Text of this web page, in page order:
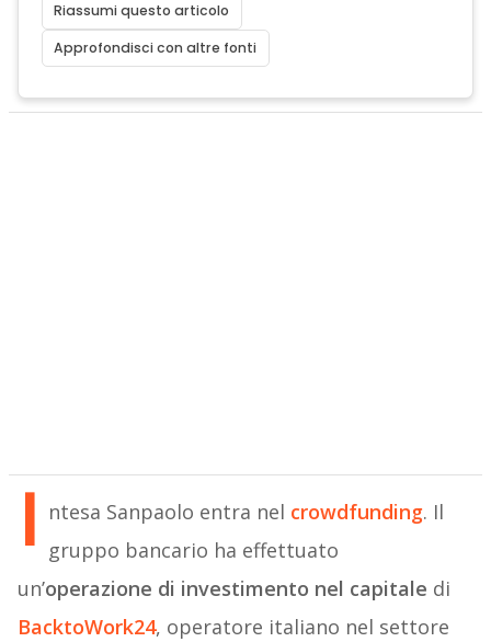
Riassumi questo articolo
Approfondisci con altre fonti
I ntesa Sanpaolo entra nel crowdfunding. Il
gruppo bancario ha effettuato
un’operazione di investimento nel capitale di
BacktoWork24, operatore italiano nel settore